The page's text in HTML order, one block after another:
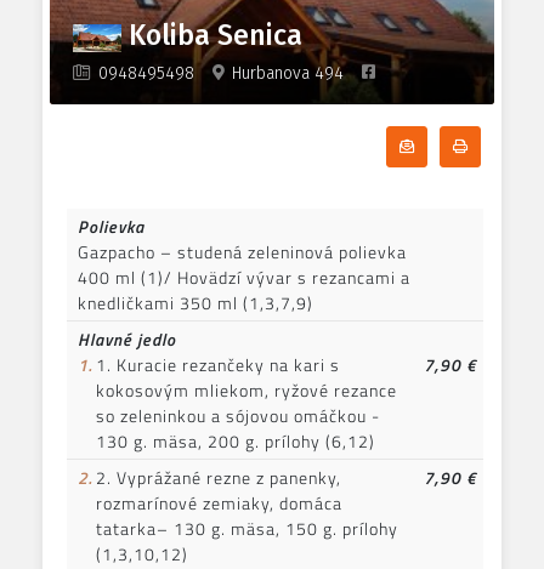
9.400g Cezar šalát s kuracím
mäsom 3,7
6,99 €/7,50 €
Koliba Senica
0948495498 Hurbanova 494
Odoberať
Polievka
Gazpacho – studená zeleninová polievka
400 ml (1)/ Hovädzí vývar s rezancami a
knedličkami 350 ml (1,3,7,9)
Hlavné jedlo
1. 1. Kuracie rezančeky na kari s
kokosovým mliekom, ryžové rezance
so zeleninkou a sójovou omáčkou -
130 g. mäsa, 200 g. prílohy (6,12)
7,90 €
2. 2. Vyprážané rezne z panenky,
rozmarínové zemiaky, domáca
tatarka– 130 g. mäsa, 150 g. prílohy
(1,3,10,12)
7,90 €